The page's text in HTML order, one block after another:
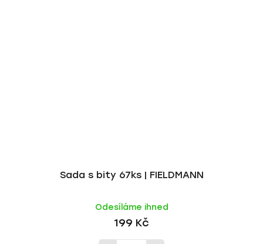
Sada s bity 67ks | FIELDMANN
Odesíláme ihned
199 Kč